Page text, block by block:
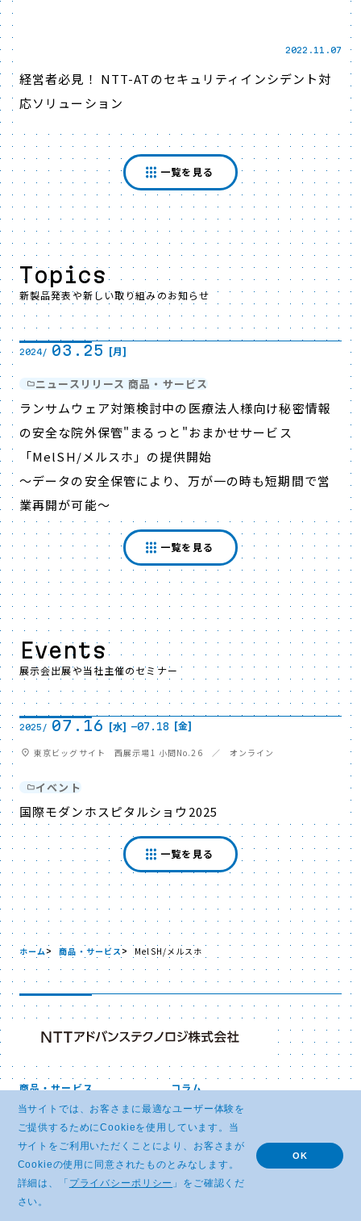
2022.11.07
経営者必見！ NTT-ATのセキュリティインシデント対
応ソリューション
一覧を見る
Topics
新製品発表や新しい取り組みのお知らせ
2024/ 03.25 [月]
ニュースリリース 商品・サービス
ランサムウェア対策検討中の医療法人様向け秘密情報
の安全な院外保管"まるっと"おまかせサービス
「MelSH/メルスホ」の提供開始
～データの安全保管により、万が一の時も短期間で営
業再開が可能～
一覧を見る
Events
展示会出展や当社主催のセミナー
2025/ 07.16 [水] -07.18 [金]
東京ビッグサイト 西展示場1 小間No.26 ／ オンライン
イベント
国際モダンホスピタルショウ2025
一覧を見る
ホーム 商品・サービス MelSH/メルスホ
商品・サービス
コラム
トピックス
イベント・セミナー
お問い合わせ
企業情報
採用情報
サイトマップ
中文网站
当サイトでは、お客さまに最適なユーザー体験を
ご提供するためにCookieを使用しています。当
サイトをご利用いただくことにより、お客さまが
Cookieの使用に同意されたものとみなします。
詳細は、「 プライバシーポリシー 」をご確認くだ
さい。
OK